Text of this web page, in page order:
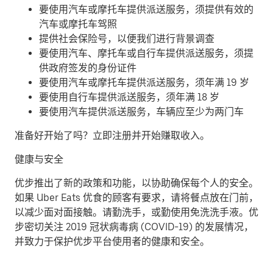
要使用汽车或摩托车提供派送服务，须提供有效的
汽车或摩托车驾照
提供社会保险号，以便我们进行背景调查
要使用汽车、摩托车或自行车提供派送服务，须提
供政府签发的身份证件
要使用汽车或摩托车提供派送服务，须年满 19 岁
要使用自行车提供派送服务，须年满 18 岁
要使用汽车提供派送服务，车辆应至少为两门车
准备好开始了吗？立即注册并开始赚取收入。
健康与安全
优步推出了新的政策和功能，以协助确保每个人的安全。
如果 Uber Eats 优食的顾客有要求，请将餐点放在门前，
以减少面对面接触。请勤洗手，或勤使用免洗洗手液。优
步密切关注 2019 冠状病毒病 (COVID-19) 的发展情况，
并致力于保护优步平台使用者的健康和安全。